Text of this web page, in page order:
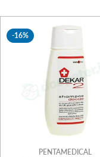
z
-16%
PENTAMEDICAL